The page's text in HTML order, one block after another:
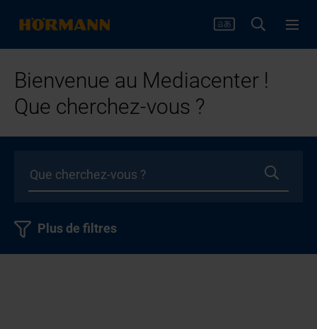
Bienvenue au Mediacenter !
Que cherchez-vous ?
Plus de filtres